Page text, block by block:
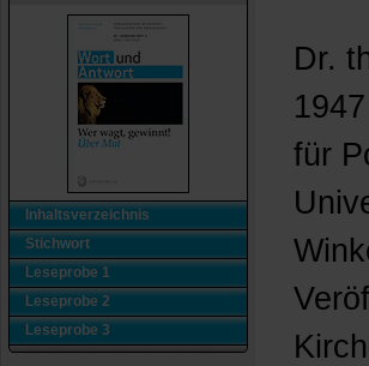
Inhaltsverzeichnis
Stichwort
Leseprobe 1
Leseprobe 2
Leseprobe 3
Dr.
für